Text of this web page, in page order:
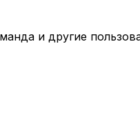
и другие